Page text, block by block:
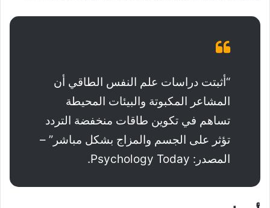
“أثبتت دراسات علم النفس الطاقي أن
المشاعر المكبوتة والبيئات المحيطة
تساهم في تكوين طاقات منخفضة التردد
تؤثر على الجسم والمزاج بشكل مباشر” –
المصدر: Psychology Today.